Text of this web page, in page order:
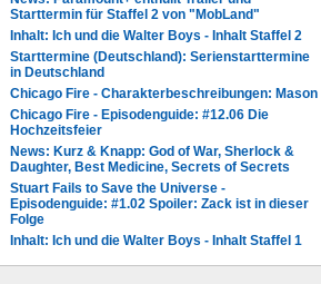
Starttermin für Staffel 2 von "MobLand"
Inhalt: Ich und die Walter Boys - Inhalt Staffel 2
Starttermine (Deutschland): Serienstarttermine
in Deutschland
Chicago Fire - Charakterbeschreibungen: Mason
Chicago Fire - Episodenguide: #12.06 Die
Hochzeitsfeier
News: Kurz & Knapp: God of War, Sherlock &
Daughter, Best Medicine, Secrets of Secrets
Stuart Fails to Save the Universe -
Episodenguide: #1.02 Spoiler: Zack ist in dieser
Folge
Inhalt: Ich und die Walter Boys - Inhalt Staffel 1